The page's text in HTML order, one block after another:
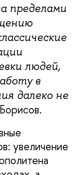
пределами
людей,
в
далеко не
увеличение